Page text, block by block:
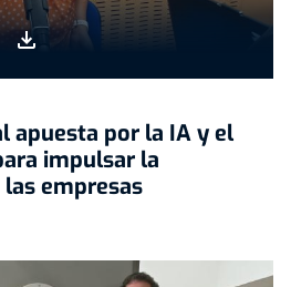
apuesta por la IA y el
impulsar la
empresas